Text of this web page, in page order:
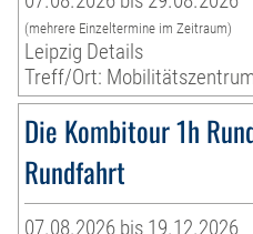
(mehrere Einzeltermine im Zeitraum)
Leipzig Details
Treff/Ort:
Die Kombitour 1h
Rundfahrt
07.08.2026 bis 19.12.2026